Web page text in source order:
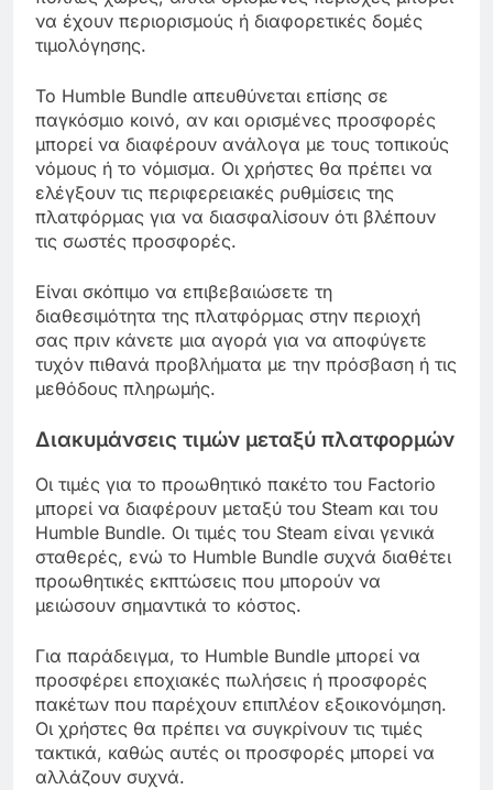
να έχουν περιορισμούς ή διαφορετικές δομές
τιμολόγησης.
Το Humble Bundle απευθύνεται επίσης σε
παγκόσμιο κοινό, αν και ορισμένες προσφορές
μπορεί να διαφέρουν ανάλογα με τους τοπικούς
νόμους ή το νόμισμα. Οι χρήστες θα πρέπει να
ελέγξουν τις περιφερειακές ρυθμίσεις της
πλατφόρμας για να διασφαλίσουν ότι βλέπουν
τις σωστές προσφορές.
Είναι σκόπιμο να επιβεβαιώσετε τη
διαθεσιμότητα της πλατφόρμας στην περιοχή
σας πριν κάνετε μια αγορά για να αποφύγετε
τυχόν πιθανά προβλήματα με την πρόσβαση ή τις
μεθόδους πληρωμής.
Διακυμάνσεις τιμών μεταξύ πλατφορμών
Οι τιμές για το προωθητικό πακέτο του Factorio
μπορεί να διαφέρουν μεταξύ του Steam και του
Humble Bundle. Οι τιμές του Steam είναι γενικά
σταθερές, ενώ το Humble Bundle συχνά διαθέτει
προωθητικές εκπτώσεις που μπορούν να
μειώσουν σημαντικά το κόστος.
Για παράδειγμα, το Humble Bundle μπορεί να
προσφέρει εποχιακές πωλήσεις ή προσφορές
πακέτων που παρέχουν επιπλέον εξοικονόμηση.
Οι χρήστες θα πρέπει να συγκρίνουν τις τιμές
τακτικά, καθώς αυτές οι προσφορές μπορεί να
αλλάζουν συχνά.